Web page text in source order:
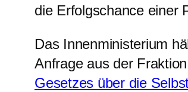
die Erfolgschance einer
Das Innenministerium
Anfrage aus der
Gesetzes über die